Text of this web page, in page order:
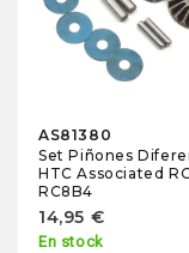
AS81380
Set Piñones
HTC Associated
RC8B4
14,95 €
En stock